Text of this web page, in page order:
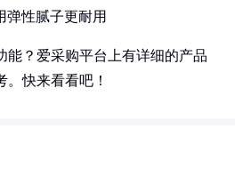
弹性腻子更耐用
能？爱采购平台上有详细的产品
快来看看吧！